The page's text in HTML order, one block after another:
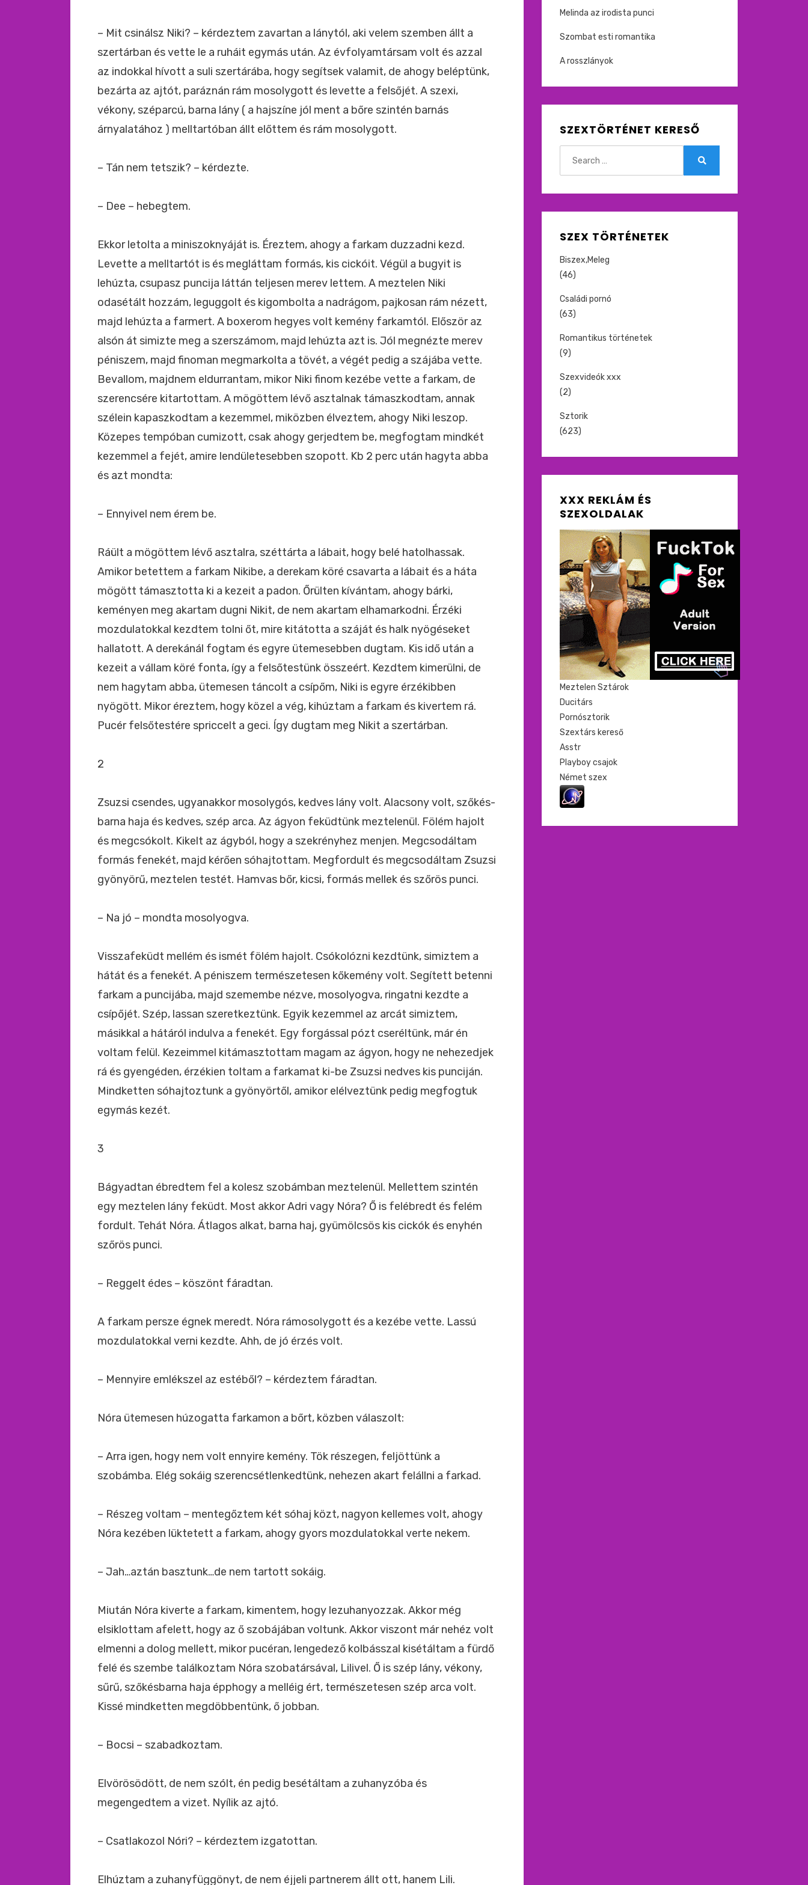
– Mit csinálsz Niki? – kérdeztem zavartan a lánytól, aki velem szemben állt a
szertárban és vette le a ruháit egymás után. Az évfolyamtársam volt és azzal
az indokkal hívott a suli szertárába, hogy segítsek valamit, de ahogy beléptünk,
bezárta az ajtót, paráznán rám mosolygott és levette a felsőjét. A szexi,
vékony, széparcú, barna lány ( a hajszíne jól ment a bőre szintén barnás
árnyalatához ) melltartóban állt előttem és rám mosolygott.
– Tán nem tetszik? – kérdezte.
– Dee – hebegtem.
Ekkor letolta a miniszoknyáját is. Éreztem, ahogy a farkam duzzadni kezd.
Levette a melltartót is és megláttam formás, kis cickóit. Végül a bugyit is
lehúzta, csupasz puncija láttán teljesen merev lettem. A meztelen Niki
odasétált hozzám, leguggolt és kigombolta a nadrágom, pajkosan rám nézett,
majd lehúzta a farmert. A boxerom hegyes volt kemény farkamtól. Először az
alsón át simizte meg a szerszámom, majd lehúzta azt is. Jól megnézte merev
péniszem, majd finoman megmarkolta a tövét, a végét pedig a szájába vette.
Bevallom, majdnem eldurrantam, mikor Niki finom kezébe vette a farkam, de
szerencsére kitartottam. A mögöttem lévő asztalnak támaszkodtam, annak
szélein kapaszkodtam a kezemmel, miközben élveztem, ahogy Niki leszop.
Közepes tempóban cumizott, csak ahogy gerjedtem be, megfogtam mindkét
kezemmel a fejét, amire lendületesebben szopott. Kb 2 perc után hagyta abba
és azt mondta:
– Ennyivel nem érem be.
Ráült a mögöttem lévő asztalra, széttárta a lábait, hogy belé hatolhassak.
Amikor betettem a farkam Nikibe, a derekam köré csavarta a lábait és a háta
mögött támasztotta ki a kezeit a padon. Őrülten kívántam, ahogy bárki,
keményen meg akartam dugni Nikit, de nem akartam elhamarkodni. Érzéki
mozdulatokkal kezdtem tolni őt, mire kitátotta a száját és halk nyögéseket
hallatott. A derekánál fogtam és egyre ütemesebben dugtam. Kis idő után a
kezeit a vállam köré fonta, így a felsőtestünk összeért. Kezdtem kimerülni, de
nem hagytam abba, ütemesen táncolt a csípőm, Niki is egyre érzékibben
nyögött. Mikor éreztem, hogy közel a vég, kihúztam a farkam és kivertem rá.
Pucér felsőtestére spriccelt a geci. Így dugtam meg Nikit a szertárban.
2
Zsuzsi csendes, ugyanakkor mosolygós, kedves lány volt. Alacsony volt, szőkés-
barna haja és kedves, szép arca. Az ágyon feküdtünk meztelenül. Fölém hajolt
és megcsókolt. Kikelt az ágyból, hogy a szekrényhez menjen. Megcsodáltam
formás fenekét, majd kérően sóhajtottam. Megfordult és megcsodáltam Zsuzsi
gyönyörű, meztelen testét. Hamvas bőr, kicsi, formás mellek és szőrös punci.
– Na jó – mondta mosolyogva.
Visszafeküdt mellém és ismét fölém hajolt. Csókolózni kezdtünk, simiztem a
hátát és a fenekét. A péniszem természetesen kőkemény volt. Segített betenni
farkam a puncijába, majd szemembe nézve, mosolyogva, ringatni kezdte a
csípőjét. Szép, lassan szeretkeztünk. Egyik kezemmel az arcát simiztem,
másikkal a hátáról indulva a fenekét. Egy forgással pózt cseréltünk, már én
voltam felül. Kezeimmel kitámasztottam magam az ágyon, hogy ne nehezedjek
rá és gyengéden, érzékien toltam a farkamat ki-be Zsuzsi nedves kis punciján.
Mindketten sóhajtoztunk a gyönyörtől, amikor elélveztünk pedig megfogtuk
egymás kezét.
3
Bágyadtan ébredtem fel a kolesz szobámban meztelenül. Mellettem szintén
egy meztelen lány feküdt. Most akkor Adri vagy Nóra? Ő is felébredt és felém
fordult. Tehát Nóra. Átlagos alkat, barna haj, gyümölcsös kis cickók és enyhén
szőrös punci.
– Reggelt édes – köszönt fáradtan.
A farkam persze égnek meredt. Nóra rámosolygott és a kezébe vette. Lassú
mozdulatokkal verni kezdte. Ahh, de jó érzés volt.
– Mennyire emlékszel az estéből? – kérdeztem fáradtan.
Nóra ütemesen húzogatta farkamon a bőrt, közben válaszolt:
– Arra igen, hogy nem volt ennyire kemény. Tök részegen, feljöttünk a
szobámba. Elég sokáig szerencsétlenkedtünk, nehezen akart felállni a farkad.
– Részeg voltam – mentegőztem két sóhaj közt, nagyon kellemes volt, ahogy
Nóra kezében lüktetett a farkam, ahogy gyors mozdulatokkal verte nekem.
– Jah…aztán basztunk…de nem tartott sokáig.
Miután Nóra kiverte a farkam, kimentem, hogy lezuhanyozzak. Akkor még
elsiklottam afelett, hogy az ő szobájában voltunk. Akkor viszont már nehéz volt
elmenni a dolog mellett, mikor pucéran, lengedező kolbásszal kisétáltam a fürdő
felé és szembe találkoztam Nóra szobatársával, Lilivel. Ő is szép lány, vékony,
sűrű, szőkésbarna haja épphogy a melléig ért, természetesen szép arca volt.
Kissé mindketten megdöbbentünk, ő jobban.
– Bocsi – szabadkoztam.
Elvörösödött, de nem szólt, én pedig besétáltam a zuhanyzóba és
megengedtem a vizet. Nyílik az ajtó.
– Csatlakozol Nóri? – kérdeztem izgatottan.
Elhúztam a zuhanyfüggönyt, de nem éjjeli partnerem állt ott, hanem Lili.
Melinda az irodista punci
Szombat esti romantika
A rosszlányok
SZEXTÖRTÉNET KERESŐ
SZEX TÖRTÉNETEK
Biszex,Meleg
(46)
Családi pornó
(63)
Romantikus történetek
(9)
Szexvideók xxx
(2)
Sztorik
(623)
XXX REKLÁM ÉS
SZEXOLDALAK
Meztelen Sztárok
Ducitárs
Pornósztorik
Szextárs kereső
Asstr
Playboy csajok
Német szex